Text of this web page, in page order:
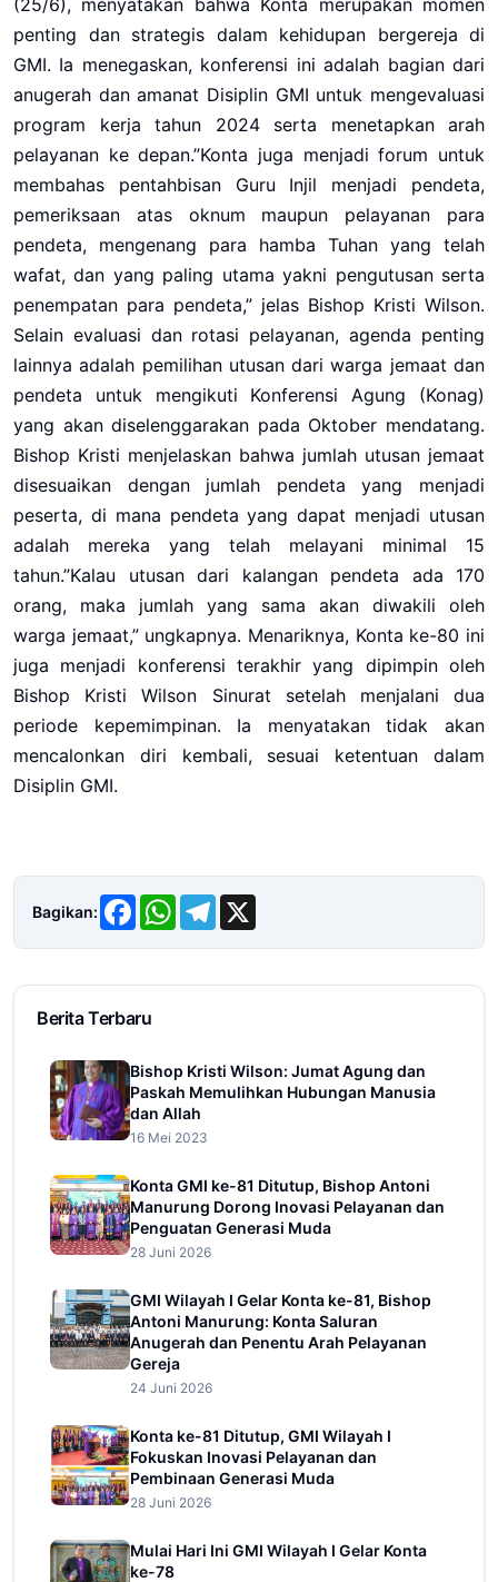
penting dan strategis dalam kehidupan bergereja di
GMI. Ia menegaskan, konferensi ini adalah bagian dari
anugerah dan amanat Disiplin GMI untuk mengevaluasi
program kerja tahun 2024 serta menetapkan arah
pelayanan ke depan.”Konta juga menjadi forum untuk
membahas pentahbisan Guru Injil menjadi pendeta,
pemeriksaan atas oknum maupun pelayanan para
pendeta, mengenang para hamba Tuhan yang telah
wafat, dan yang paling utama yakni pengutusan serta
penempatan para pendeta,” jelas Bishop Kristi Wilson.
Selain evaluasi dan rotasi pelayanan, agenda penting
lainnya adalah pemilihan utusan dari warga jemaat dan
pendeta untuk mengikuti Konferensi Agung (Konag)
yang akan diselenggarakan pada Oktober mendatang.
Bishop Kristi menjelaskan bahwa jumlah utusan jemaat
disesuaikan dengan jumlah pendeta yang menjadi
peserta, di mana pendeta yang dapat menjadi utusan
adalah mereka yang telah melayani minimal 15
tahun.”Kalau utusan dari kalangan pendeta ada 170
orang, maka jumlah yang sama akan diwakili oleh
warga jemaat,” ungkapnya. Menariknya, Konta ke-80 ini
juga menjadi konferensi terakhir yang dipimpin oleh
Bishop Kristi Wilson Sinurat setelah menjalani dua
periode kepemimpinan. Ia menyatakan tidak akan
mencalonkan diri kembali, sesuai ketentuan dalam
Disiplin GMI.
Bagikan: FacebookWhatsApp
Telegram
Berita Terbaru
Bishop Kristi Wilson: Jumat Agung dan
Paskah Memulihkan Hubungan Manusia
dan Allah
16 Mei 2023
Konta GMI ke-81 Ditutup, Bishop Antoni
Manurung Dorong Inovasi Pelayanan dan
Penguatan Generasi Muda
28 Juni 2026
GMI Wilayah I Gelar Konta ke-81, Bishop
Antoni Manurung: Konta Saluran
Anugerah dan Penentu Arah Pelayanan
Gereja
24 Juni 2026
Konta ke-81 Ditutup, GMI Wilayah I
Fokuskan Inovasi Pelayanan dan
Pembinaan Generasi Muda
28 Juni 2026
Mulai Hari Ini GMI Wilayah I Gelar Konta
ke-78